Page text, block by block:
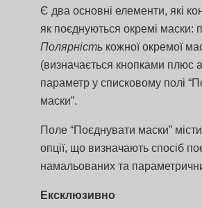
Є два основні елементи, які
як поєднуються окремі маски:
Полярність кожної окремої
(визначається кнопками плюс
параметр у списковому полі
маски”.
Поле “Поєднувати маски”
опції, що визначають спосіб
намальованих та
Ексклюзивно